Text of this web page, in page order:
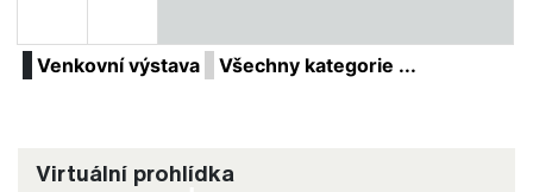
Venkovní výstava Všechny kategorie ...
Virtuální prohlídka